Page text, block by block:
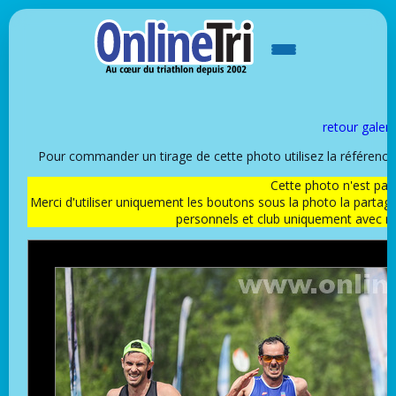
retour
Pour commander un tirage de cette photo utilisez la
Cette photo n'est
Merci d'utiliser uniquement les boutons sous la photo la
personnels et club uniquement avec